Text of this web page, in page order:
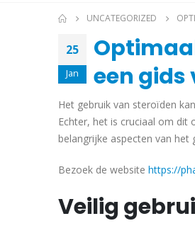
UNCATEGORIZED
25
Jan
een gids
Het gebruik van steroïden
Echter, het is cruciaal om dit
belangrijke aspecten van het
Bezoek de website https://
Veilig